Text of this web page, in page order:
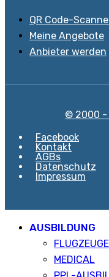
QR Code-
Meine Angebote
Anbieter werden
© 2000 -
Facebook
Kontakt
AGBs
Datenschutz
Impressum
AUSBILDUNG
FLUGZEUGE
MEDICAL